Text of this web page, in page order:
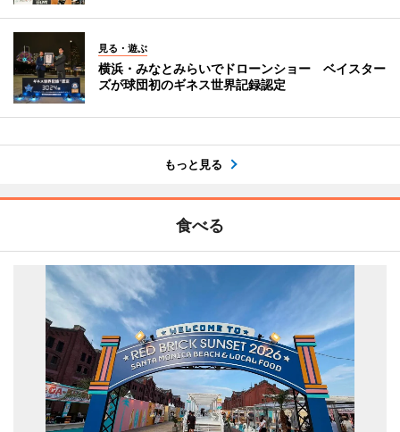
見る・遊ぶ
横浜・みなとみらいでドローンショー ベイスター
ズが球団初のギネス世界記録認定
もっと見る
食べる